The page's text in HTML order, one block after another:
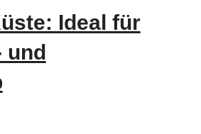
Ideal für
und